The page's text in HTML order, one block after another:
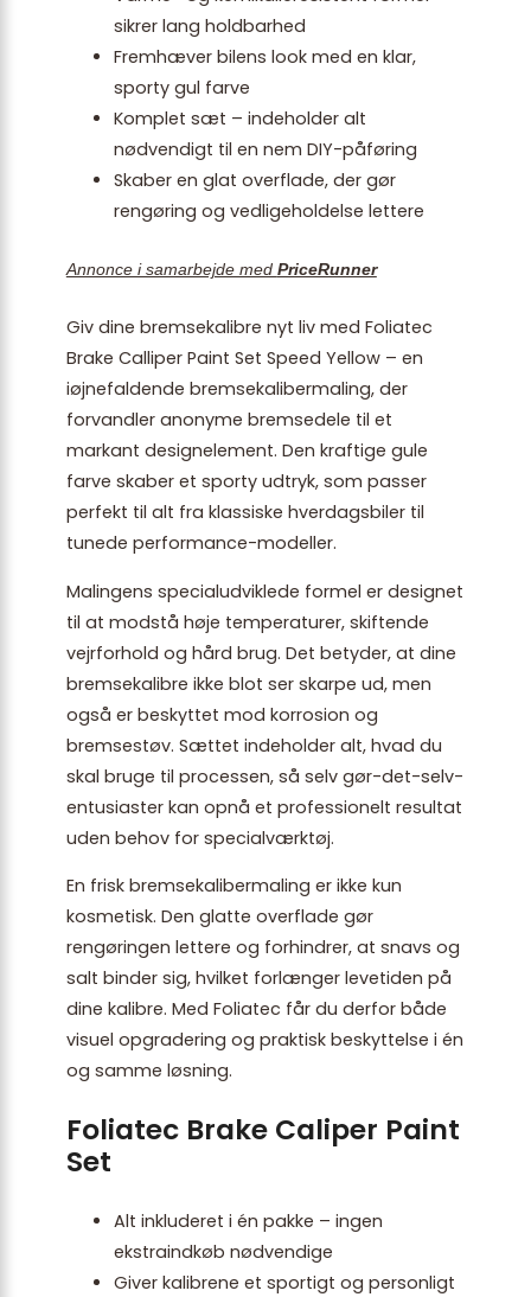
sikrer lang holdbarhed
Fremhæver bilens look med en klar,
sporty gul farve
Komplet sæt – indeholder alt
nødvendigt til en nem DIY-påføring
Skaber en glat overflade, der gør
rengøring og vedligeholdelse lettere
Annonce i samarbejde med PriceRunner
Giv dine bremsekalibre nyt liv med Foliatec
Brake Calliper Paint Set Speed Yellow – en
iøjnefaldende bremsekalibermaling, der
forvandler anonyme bremsedele til et
markant designelement. Den kraftige gule
farve skaber et sporty udtryk, som passer
perfekt til alt fra klassiske hverdagsbiler til
tunede performance-modeller.
Malingens specialudviklede formel er designet
til at modstå høje temperaturer, skiftende
vejrforhold og hård brug. Det betyder, at dine
bremsekalibre ikke blot ser skarpe ud, men
også er beskyttet mod korrosion og
bremsestøv. Sættet indeholder alt, hvad du
skal bruge til processen, så selv gør-det-selv-
entusiaster kan opnå et professionelt resultat
uden behov for specialværktøj.
En frisk bremsekalibermaling er ikke kun
kosmetisk. Den glatte overflade gør
rengøringen lettere og forhindrer, at snavs og
salt binder sig, hvilket forlænger levetiden på
dine kalibre. Med Foliatec får du derfor både
visuel opgradering og praktisk beskyttelse i én
og samme løsning.
Foliatec Brake Caliper Paint
Set
Alt inkluderet i én pakke – ingen
ekstraindkøb nødvendige
Giver kalibrene et sportigt og personligt